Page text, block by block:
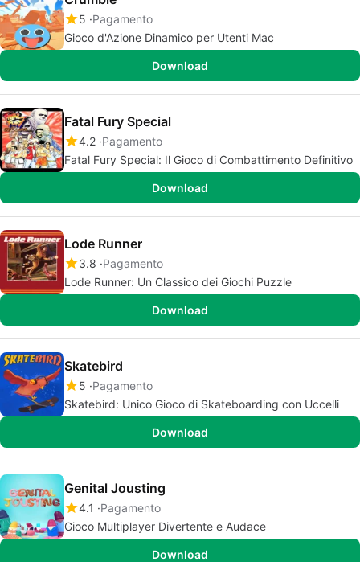
5 Pagamento
Gioco d'Azione Dinamico per Utenti Mac
Download
Fatal Fury Special
4.2 Pagamento
Fatal Fury Special: Il Gioco di Combattimento Definitivo
Download
Lode Runner
3.8 Pagamento
Lode Runner: Un Classico dei Giochi Puzzle
Download
Skatebird
5 Pagamento
Skatebird: Unico Gioco di Skateboarding con Uccelli
Download
Genital Jousting
4.1
Pagamento
Gioco Multiplayer Divertente e Audace
Download